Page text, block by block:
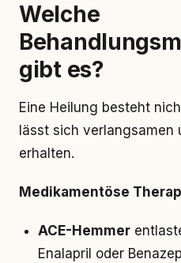
Welche
gibt es?
Eine Heilung besteht
lässt sich verlangsamen
erhalten.
Medikamentöse
ACE-Hemmer
Enalapril oder